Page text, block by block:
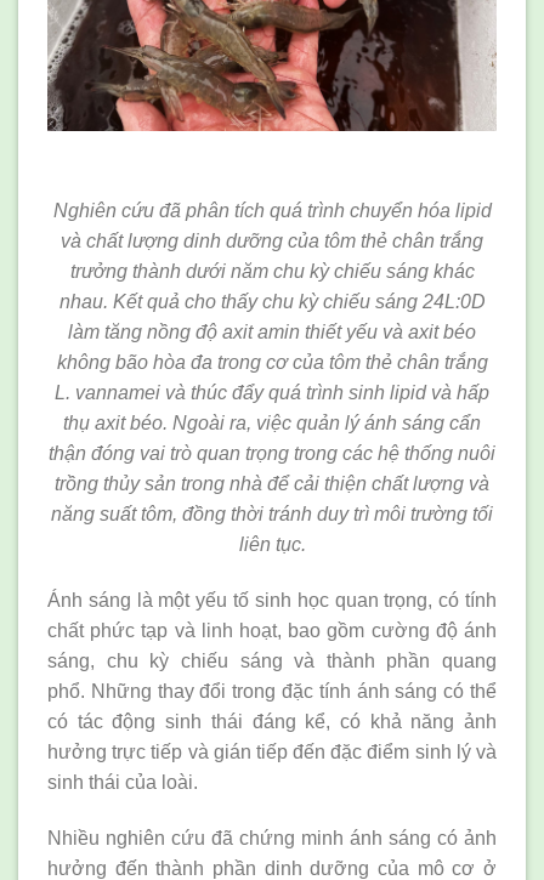
Nghiên cứu đã phân tích quá trình chuyển hóa lipid
và chất lượng dinh dưỡng của tôm thẻ chân trắng
trưởng thành dưới năm chu kỳ chiếu sáng khác
nhau. Kết quả cho thấy chu kỳ chiếu sáng 24L:0D
làm tăng nồng độ axit amin thiết yếu và axit béo
không bão hòa đa trong cơ của tôm thẻ chân trắng
L. vannamei và thúc đẩy quá trình sinh lipid và hấp
thụ axit béo. Ngoài ra, việc quản lý ánh sáng cẩn
thận đóng vai trò quan trọng trong các hệ thống nuôi
trồng thủy sản trong nhà để cải thiện chất lượng và
năng suất tôm, đồng thời tránh duy trì môi trường tối
liên tục.
Ánh sáng là một yếu tố sinh học quan trọng, có tính
chất phức tạp và linh hoạt, bao gồm cường độ ánh
sáng, chu kỳ chiếu sáng và thành phần quang
phổ. Những thay đổi trong đặc tính ánh sáng có thể
có tác động sinh thái đáng kể, có khả năng ảnh
hưởng trực tiếp và gián tiếp đến đặc điểm sinh lý và
sinh thái của loài.
Nhiều nghiên cứu đã chứng minh ánh sáng có ảnh
hưởng đến thành phần dinh dưỡng của mô cơ ở